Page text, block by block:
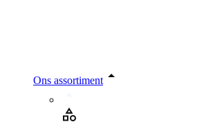
Ons assortiment